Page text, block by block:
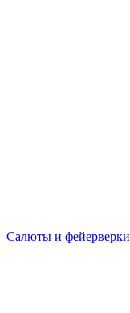
Салюты и фейерверки